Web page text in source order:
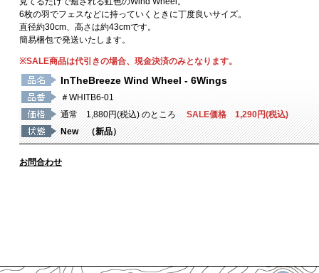
6枚の羽でフェスなどに持っていくときに丁度良いサイズ。
直径約30cm、高さは約43cmです。
簡易梱包で発送いたします。
※SALE商品は代引きの場合、現金決済のみとなります。
InTheBreeze Wind Wheel - 6Wings
＃WHITB6-01
通常 1,880円(税込) のところSALE価格 1,290円(税込)
New （新品）
お問合わせ